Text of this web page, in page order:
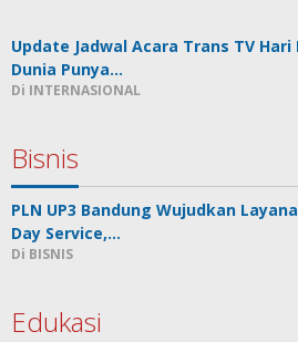
Update Jadwal Acara Trans TV Hari
Dunia Punya…
Di INTERNASIONAL
Bisnis
PLN UP3 Bandung Wujudkan
Day Service,…
Di BISNIS
Edukasi